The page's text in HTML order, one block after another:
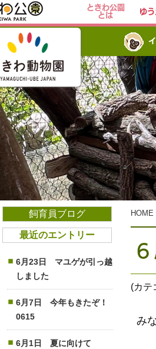
ときわ公園
とは
ゆ
HOME
6
(カテ
み
飼育員ブログ
最近のエントリー
6月23日 マユゲが引っ越
しました
6月7日 今年もきたぞ！
0615
6月1日 夏に向けて